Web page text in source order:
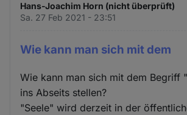
Hans-Joachim Horn (nicht überprüft)
Sa. 27 Feb 2021 - 23:51
Wie kann man sich mit dem
Wie kann man sich mit dem Begriff
ins Abseits stellen?
"Seele" wird derzeit in der